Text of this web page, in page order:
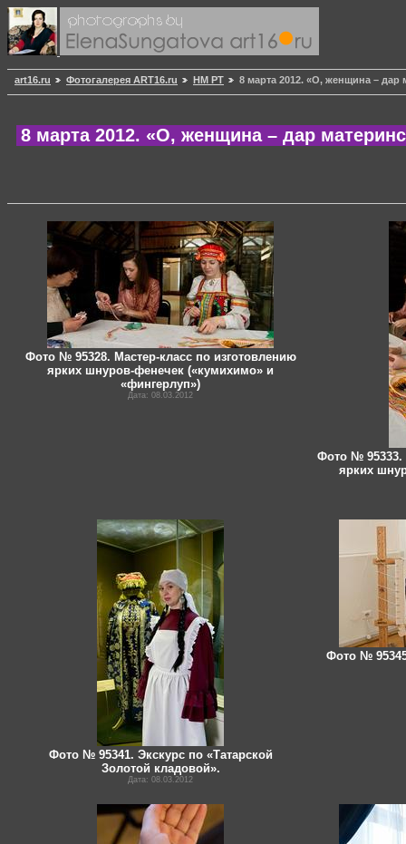
art16.ru Фотогалерея ART16.ru НМ РТ 8 марта 2012. «О, женщина – дар
8 марта 2012. «О, женщина – дар
Фото № 95328. Мастер-класс по изготовлению
ярких шнуров-фенечек («кумихимо» и
«фингерлуп»)
Дата: 08.03.2012
Фото № 95333.
ярких
Фото № 95341. Экскурс по «Татарской
Золотой кладовой».
Дата: 08.03.2012
Фото №